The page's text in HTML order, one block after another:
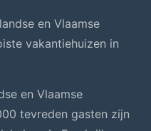
en Vlaamse
vakantiehuizen in
en Vlaamse
tevreden gasten zijn